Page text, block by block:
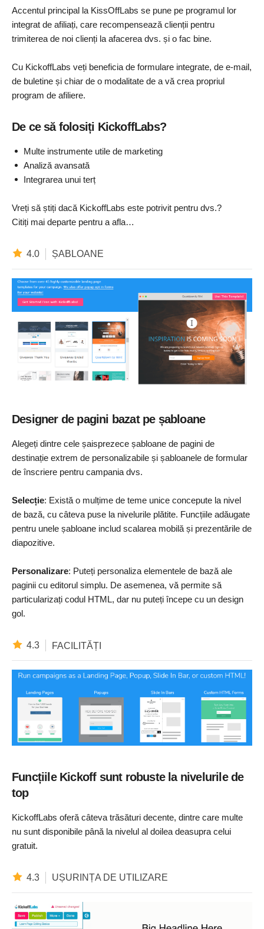
Accentul principal la KissOffLabs se pune pe programul lor
integrat de afiliați, care recompensează clienții pentru
trimiterea de noi clienți la afacerea dvs. și o fac bine.
Cu KickoffLabs veți beneficia de formulare integrate, de e-mail,
de buletine și chiar de o modalitate de a vă crea propriul
program de afiliere.
De ce să folosiți KickoffLabs?
Multe instrumente utile de marketing
Analiză avansată
Integrarea unui terț
Vreți să știți dacă KickoffLabs este potrivit pentru dvs.?
Citiți mai departe pentru a afla…
4.0 ȘABLOANE
Designer de pagini bazat pe șabloane
Alegeți dintre cele șaisprezece șabloane de pagini de
destinație extrem de personalizabile și șabloanele de formular
de înscriere pentru campania dvs.
Selecție: Există o mulțime de teme unice concepute la nivel
de bază, cu câteva puse la nivelurile plătite. Funcțiile adăugate
pentru unele șabloane includ scalarea mobilă și prezentările de
diapozitive.
Personalizare: Puteți personaliza elementele de bază ale
paginii cu editorul simplu. De asemenea, vă permite să
particularizați codul HTML, dar nu puteți începe cu un design
gol.
4.3 FACILITĂȚI
Funcțiile Kickoff sunt robuste la nivelurile de
top
KickoffLabs oferă câteva trăsături decente, dintre care multe
nu sunt disponibile până la nivelul al doilea deasupra celui
gratuit.
4.3 UȘURINȚA DE UTILIZARE